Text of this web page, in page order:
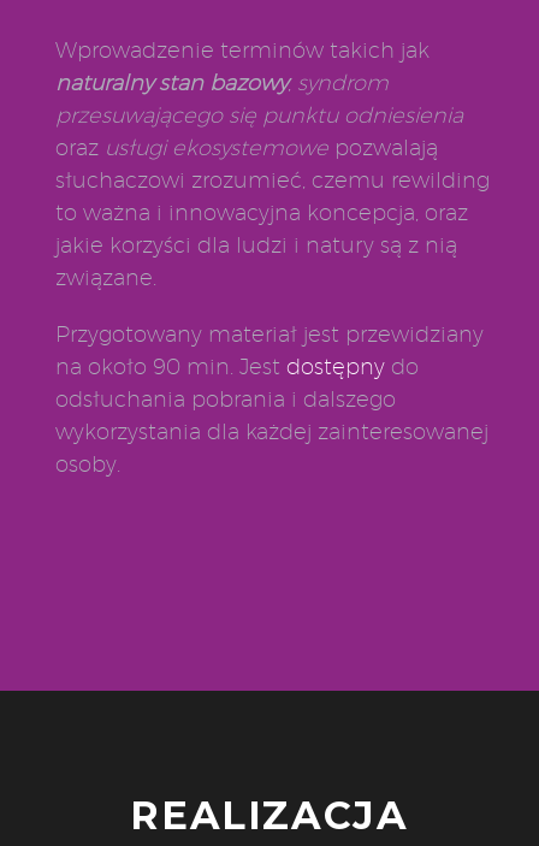
Wprowadzenie terminów takich jak
naturalny stan bazowy, syndrom
przesuwającego się punktu odniesienia
oraz usługi ekosystemowe pozwalają
słuchaczowi zrozumieć, czemu rewilding
to ważna i innowacyjna koncepcja, oraz
jakie korzyści dla ludzi i natury są z nią
związane.
Przygotowany materiał jest przewidziany
na około 90 min. Jest dostępny do
odsłuchania pobrania i dalszego
wykorzystania dla każdej zainteresowanej
osoby.
REALIZACJA